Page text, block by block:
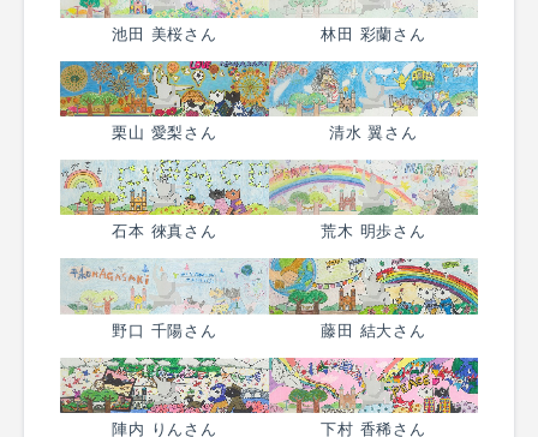
池田 美桜さん 林田 彩蘭さん
栗山 愛梨さん 清水 翼さん
石本 徠真さん 荒木 明歩さん
野口 千陽さん 藤田 結大さん
陣内 りんさん 下村 香稀さん